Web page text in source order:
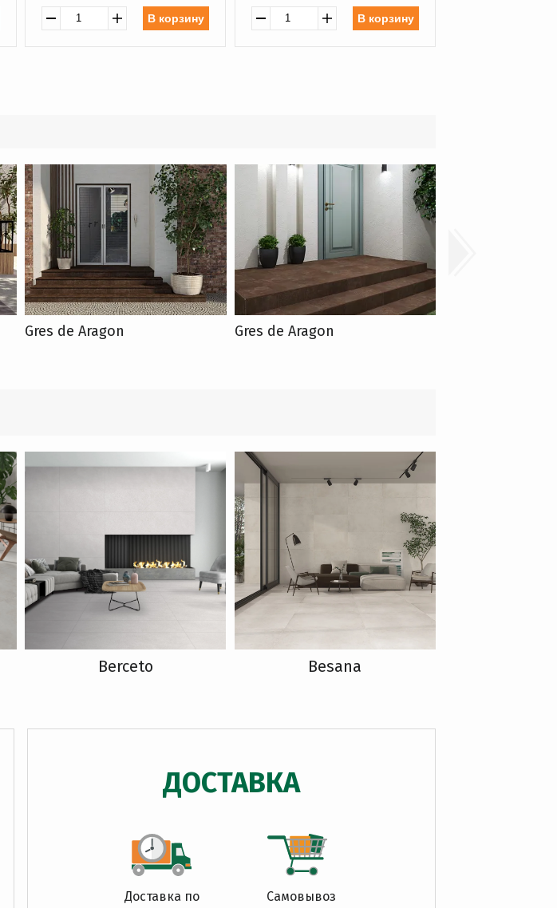
В корзину В корзину
Gres de Aragon Gres de Aragon
Berceto Besana
ДОСТАВКА
Доставка по Самовывоз